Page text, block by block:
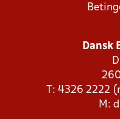
Dansk
T: 4326 2222
M: